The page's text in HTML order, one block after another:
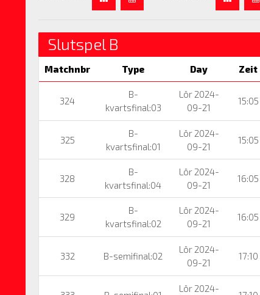
Slutspel B
Matchnbr Type Day Zeit
324
B-
kvartsfinal:03
Lör 2024-
09-21
15:05
325
B-
kvartsfinal:01
Lör 2024-
09-21
15:05
328
B-
kvartsfinal:04
Lör 2024-
09-21
16:05
329
B-
kvartsfinal:02
Lör 2024-
09-21
16:05
332 B-semifinal:02
Lör 2024-
09-21
17:10
Lör 2024-